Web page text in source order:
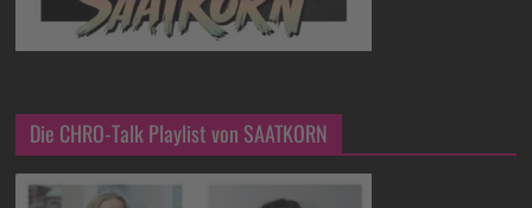
Die CHRO-Talk Playlist von SAATKORN